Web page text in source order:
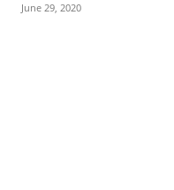
June 29, 2020